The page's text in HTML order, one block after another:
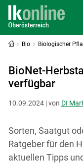
Bio Biologischer
BioNet-
verfügbar
10.09.2024 | von DI
Sorten, Saatgut
Ratgeber für den
aktuellen Tipps